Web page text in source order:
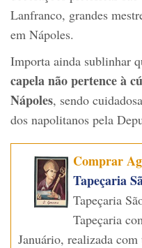
Lanfranco, grandes
em Nápoles.
Importa ainda sublinhar
capela não pertence à
Nápoles, sendo
dos napolitanos pela
Comprar
Tapeçaria
Tapeçaria
Tapeçaria
Januário, realizada